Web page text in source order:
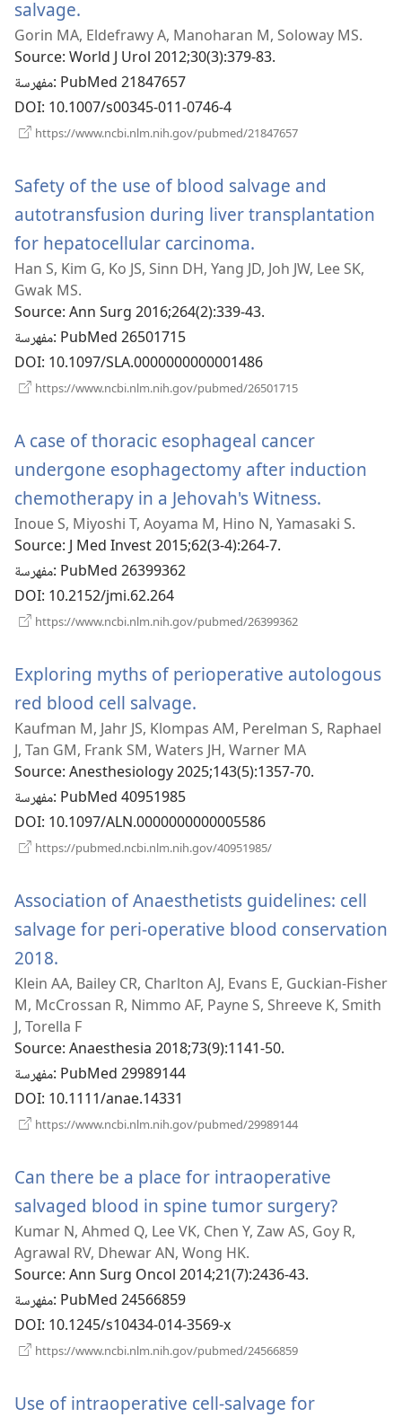
salvage.
نافذة
جديدة)
Gorin MA, Eldefrawy A, Manoharan M, Soloway MS.
Source‎: World J Urol 2012;30(3):379-83.
مفهرسة‎: PubMed 21847657
DOI‎: 10.1007/s00345-011-0746-4
https://www.ncbi.nlm.nih.gov/pubmed/21847657
Safety of the use of blood salvage and
autotransfusion during liver transplantation
for hepatocellular carcinoma.
نافذة
Han S, Kim G, Ko JS, Sinn DH, Yang JD, Joh JW, Lee SK,
Gwak MS.
Source‎: Ann Surg 2016;264(2):339-43.
مفهرسة‎: PubMed 26501715
DOI‎: 10.1097/SLA.0000000000001486
https://www.ncbi.nlm.nih.gov/pubmed/26501715
A case of thoracic esophageal cancer
undergone esophagectomy after induction
chemotherapy in a Jehovah's Witness.
نافذة
Inoue S, Miyoshi T, Aoyama M, Hino N, Yamasaki S.
Source‎: J Med Invest 2015;62(3-4):264-7.
مفهرسة‎: PubMed 26399362
DOI‎: 10.2152/jmi.62.264
https://www.ncbi.nlm.nih.gov/pubmed/26399362
Exploring myths of perioperative autologous
red blood cell salvage.
نافذة
جديدة)
Kaufman M, Jahr JS, Klompas AM, Perelman S, Raphael
J, Tan GM, Frank SM, Waters JH, Warner MA
Source‎: Anesthesiology 2025;143(5):1357-70.
مفهرسة‎: PubMed 40951985
DOI‎: 10.1097/ALN.0000000000005586
https://pubmed.ncbi.nlm.nih.gov/40951985/
Association of Anaesthetists guidelines: cell
salvage for peri-operative blood conservation
2018.
نافذة
جديدة)
Klein AA, Bailey CR, Charlton AJ, Evans E, Guckian-Fisher
M, McCrossan R, Nimmo AF, Payne S, Shreeve K, Smith
J, Torella F
Source‎: Anaesthesia 2018;73(9):1141-50.
مفهرسة‎: PubMed 29989144
DOI‎: 10.1111/anae.14331
https://www.ncbi.nlm.nih.gov/pubmed/29989144
Can there be a place for intraoperative
salvaged blood in spine tumor surgery?
نافذة
Kumar N, Ahmed Q, Lee VK, Chen Y, Zaw AS, Goy R,
Agrawal RV, Dhewar AN, Wong HK.
Source‎: Ann Surg Oncol 2014;21(7):2436-43.
مفهرسة‎: PubMed 24566859
DOI‎: 10.1245/s10434-014-3569-x
https://www.ncbi.nlm.nih.gov/pubmed/24566859
Use of intraoperative cell-salvage for